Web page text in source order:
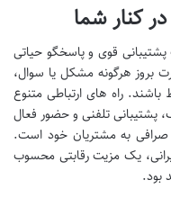
کنار شما
قوی و پاسخگو حیاتی
بروز هرگونه مشکل یا سوال،
باشند. راه های ارتباطی متنوع
تیکتینگ، پشتیبانی تلفنی و حضور فعال
به مشتریان خود است.
یک مزیت رقابتی محسوب
بود.